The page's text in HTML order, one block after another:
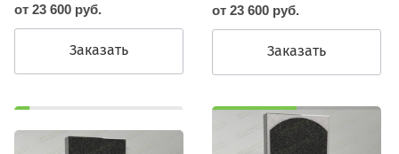
от 23 600 руб.
Заказать
от 23 600 руб.
Заказать